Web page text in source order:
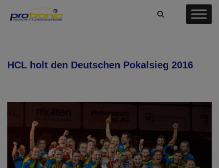
HCL holt den Deutschen Pokalsieg 2016